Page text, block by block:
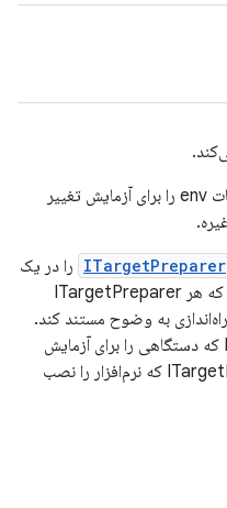
برای مثال، نرم‌افزار نصب می‌کند، تنظیمات env را برای آزمایش تغییر
ITargetPreparer را در یک
پیکربندی مشخص کرد. توصیه می‌شود که هر ITargetPreparer
به وضوح مستند کند.
به عنوان مثال، یک ITargetPreparer که دستگاهی را برای آزمایش
پیکربندی می‌کند باید پس از ITargetPreparer که نرم‌افزار را نصب